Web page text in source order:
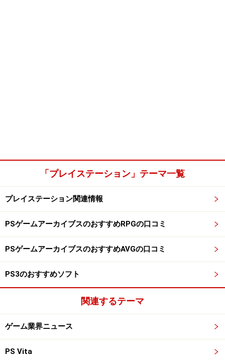
「プレイステーション」テーマ一覧
プレイステーション関連情報
PSゲームアーカイブスのおすすめRPGの口コミ
PSゲームアーカイブスのおすすめAVGの口コミ
PS3のおすすめソフト
関連するテーマ
ゲーム業界ニュース
PS Vita